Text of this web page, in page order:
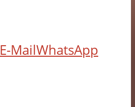
E-MailWhatsApp